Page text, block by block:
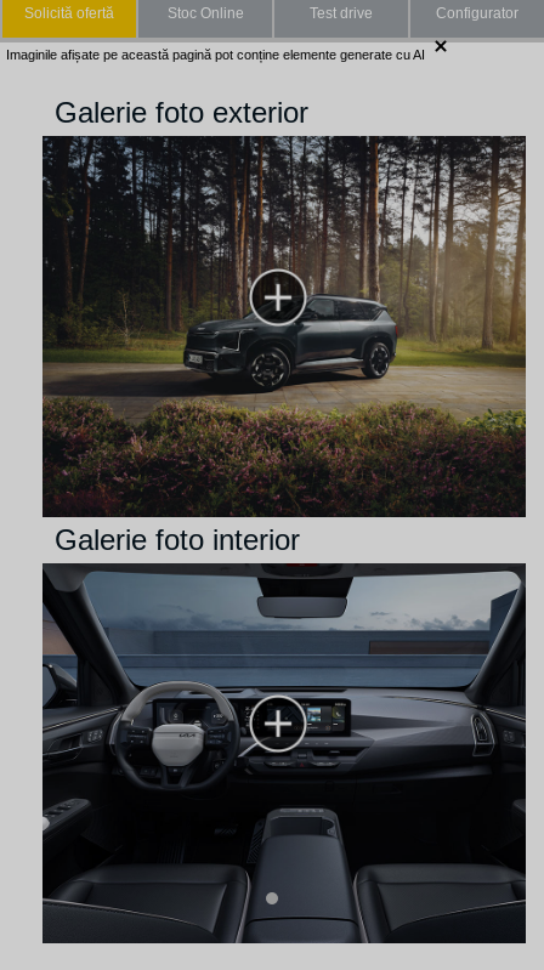
Solicită ofertă Stoc Online Test drive Configurator
Imaginile afișate pe această pagină pot conține elemente generate cu AI
Galerie foto exterior
Galerie foto interior